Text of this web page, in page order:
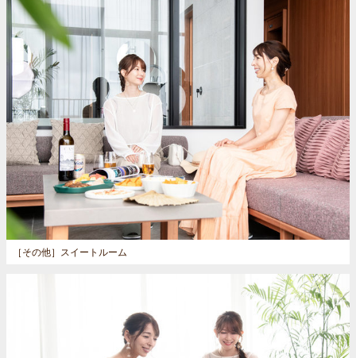
［その他］ スイートルーム